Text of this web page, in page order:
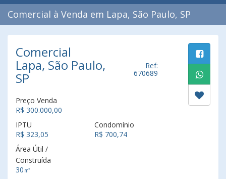
Comercial à Venda em Lapa, São Paulo, SP
Comercial
Lapa, São Paulo,
SP
Ref:
670689
Preço Venda
R$ 300.000,00
IPTU
R$ 323,05
Condomínio
R$ 700,74
Área Útil /
Construída
30㎡